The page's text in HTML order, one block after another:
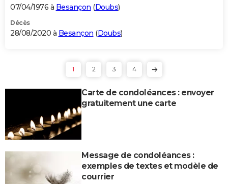
07/04/1976 à Besançon (Doubs)
Décès
28/08/2020 à Besançon (Doubs)
1 2 3 4
Carte de condoléances : envoyer
gratuitement une carte
Message de condoléances :
exemples de textes et modèle de
courrier